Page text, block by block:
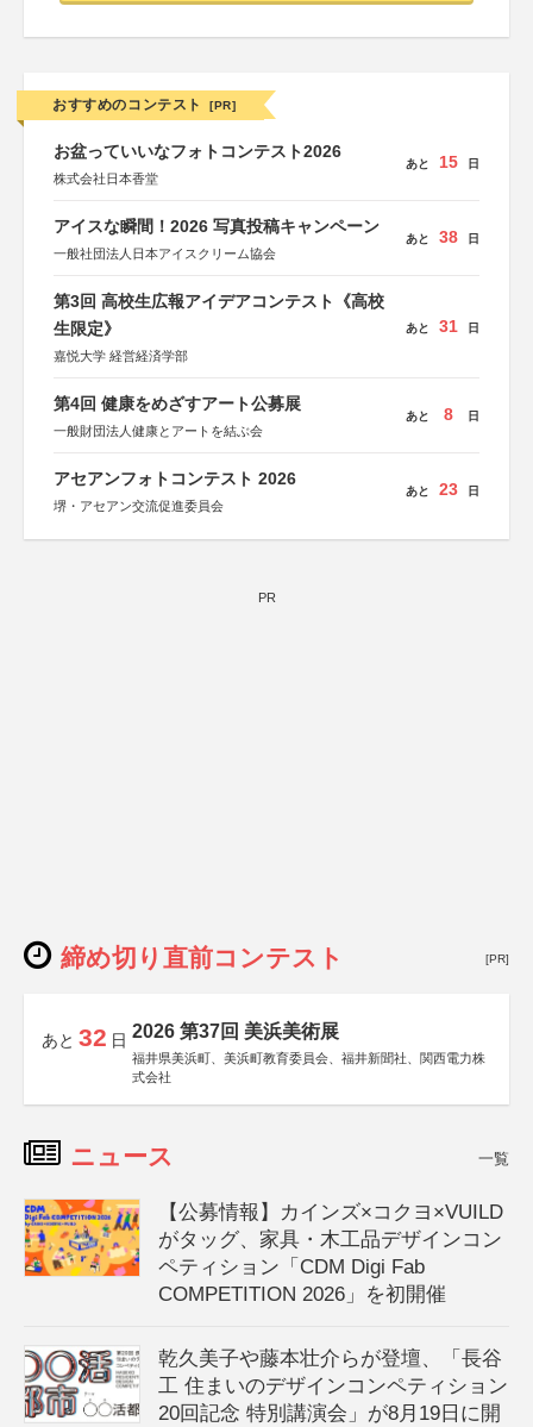
おすすめのコンテスト [PR]
お盆っていいなフォトコンテスト2026
株式会社日本香堂
あと 15 日
アイスな瞬間！2026 写真投稿キャンペーン
一般社団法人日本アイスクリーム協会
あと 38 日
第3回 高校生広報アイデアコンテスト《高校
生限定》
嘉悦大学 経営経済学部
あと 31 日
第4回 健康をめざすアート公募展
一般財団法人健康とアートを結ぶ会
あと 8 日
アセアンフォトコンテスト 2026
堺・アセアン交流促進委員会
あと 23 日
PR
締め切り直前コンテスト [PR]
あと 32 日 2026 第37回 美浜美術展
福井県美浜町、美浜町教育委員会、福井新聞社、関西電力株
式会社
ニュース 一覧
【公募情報】カインズ×コクヨ×VUILD
がタッグ、家具・木工品デザインコン
ペティション「CDM Digi Fab
COMPETITION 2026」を初開催
乾久美子や藤本壮介らが登壇、「長谷
工 住まいのデザインコンペティション
20回記念 特別講演会」が8月19日に開